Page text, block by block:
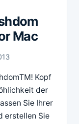
Mac
Kopf
der
Sie Ihrer
erstellen Sie